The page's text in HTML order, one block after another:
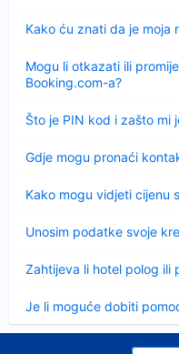
Kako ću znati da je moja
Mogu li otkazati ili
Booking.com-a?
Što je PIN kod i zašto mi
Sažeto
Gdje mogu pronaći
Kako mogu vidjeti cijenu
Unosim podatke svoje
Zahtijeva li hotel polog ili
Je li moguće dobiti